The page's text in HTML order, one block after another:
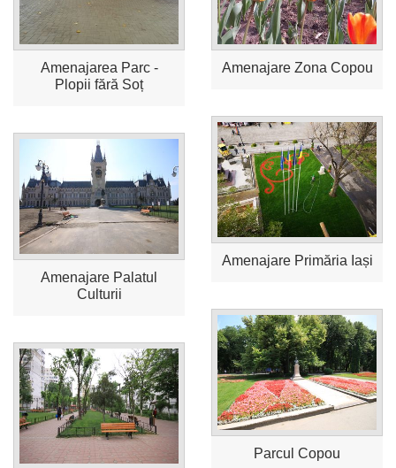
Amenajarea Parc -
Plopii fără Soț
Amenajare Zona Copou
Amenajare Primăria Iași
Amenajare Palatul
Culturii
Parcul Copou